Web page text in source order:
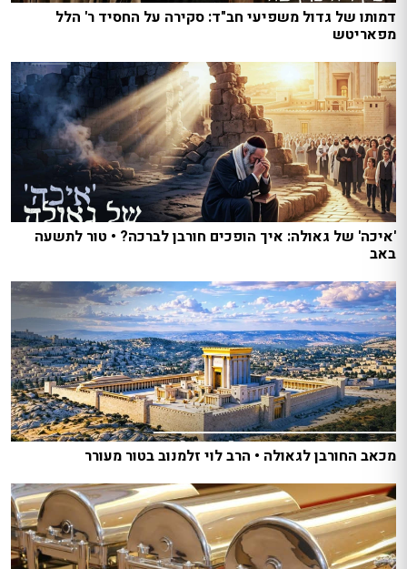
דמותו של גדול משפיעי חב"ד: סקירה על החסיד ר' הלל
מפאריטש
'איכה' של גאולה: איך הופכים חורבן לברכה? • טור לתשעה
באב
מכאב החורבן לגאולה • הרב לוי זלמנוב בטור מעורר